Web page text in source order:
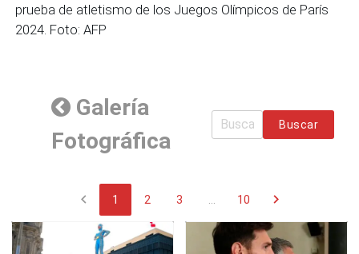
prueba de atletismo de los Juegos Olímpicos de París
2024. Foto: AFP
Galería
Fotográfica
Buscar
chevron_left 1 2 3 10 chevron_right